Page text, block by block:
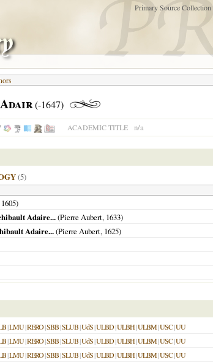
Primary Source
(-1647)
ACADEMIC TITLE n/a
(5)
1605)
Adaire...(Pierre Aubert, 1633)
Adaire...(Pierre Aubert, 1625)
|LMU|RERO|SBB|SLUB|UdS|ULBD|ULBH|ULBM|USC|UU
|LMU|RERO|SBB|SLUB|UdS|ULBD|ULBH|ULBM|USC|UU
|LMU|RERO|SBB|SLUB|UdS|ULBD|ULBH|ULBM|USC|UU